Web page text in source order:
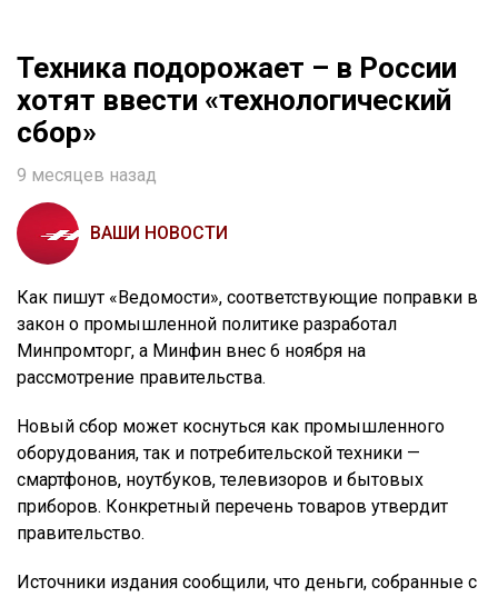
Техника подорожает – в России
хотят ввести «технологический
сбор»
9 месяцев назад
ВАШИ НОВОСТИ
Как пишут «Ведомости», соответствующие поправки в
закон о промышленной политике разработал
Минпромторг, а Минфин внес 6 ноября на
рассмотрение правительства.
Новый сбор может коснуться как промышленного
оборудования, так и потребительской техники —
смартфонов, ноутбуков, телевизоров и бытовых
приборов. Конкретный перечень товаров утвердит
правительство.
Источники издания сообщили, что деньги, собранные с